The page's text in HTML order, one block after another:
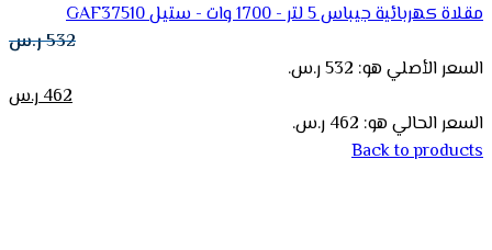
مقلاة كهربائية جيباس 5 لتر - 1700 وات - ستيل GAF37510
532ر.س
السعر الأصلي هو: 532 ر.س.
462ر.س
السعر الحالي هو: 462 ر.س.
Back to products